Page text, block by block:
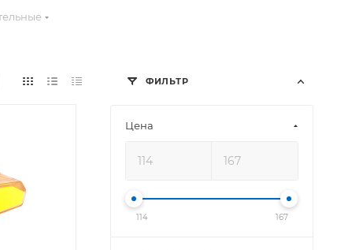
ФИЛЬТР
Цена
114 167